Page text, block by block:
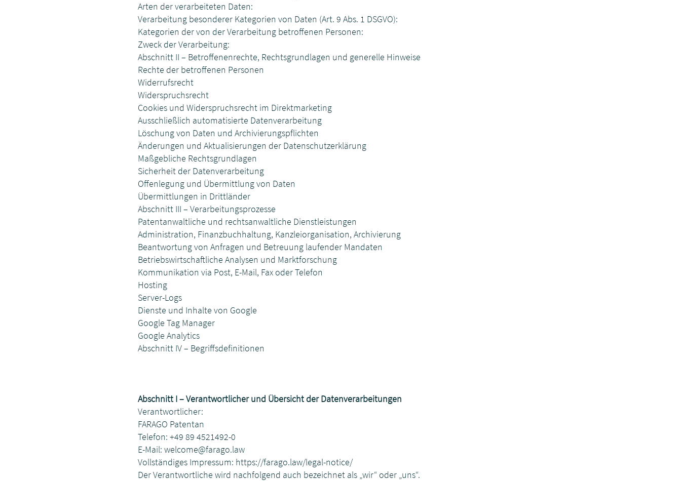
Arten der verarbeiteten Daten:
Verarbeitung besonderer Kategorien von Daten (Art. 9 Abs. 1 DSGVO):
Kategorien der von der Verarbeitung betroffenen Personen:
Zweck der Verarbeitung:
Abschnitt II – Betroffenenrechte, Rechtsgrundlagen und generelle Hinweise
Rechte der betroffenen Personen
Widerrufsrecht
Widerspruchsrecht
Cookies und Widerspruchsrecht im Direktmarketing
Ausschließlich automatisierte Datenverarbeitung
Löschung von Daten und Archivierungspflichten
Änderungen und Aktualisierungen der Datenschutzerklärung
Maßgebliche Rechtsgrundlagen
Sicherheit der Datenverarbeitung
Offenlegung und Übermittlung von Daten
Übermittlungen in Drittländer
Abschnitt III – Verarbeitungsprozesse
Patentanwaltliche und rechtsanwaltliche Dienstleistungen
Administration, Finanzbuchhaltung, Kanzleiorganisation, Archivierung
Beantwortung von Anfragen und Betreuung laufender Mandaten
Betriebswirtschaftliche Analysen und Marktforschung
Kommunikation via Post, E-Mail, Fax oder Telefon
Hosting
Server-Logs
Dienste und Inhalte von Google
Google Tag Manager
Google Analytics
Abschnitt IV – Begriffsdefinitionen
Abschnitt I – Verantwortlicher und Übersicht der Datenverarbeitungen
Verantwortlicher:
FARAGO Patentan
Telefon: +49 89 4521492-0
E-Mail: welcome@farago.law
Vollständiges Impressum: https://farago.law/legal-notice/
Der Verantwortliche wird nachfolgend auch bezeichnet als „wir“ oder „uns“.